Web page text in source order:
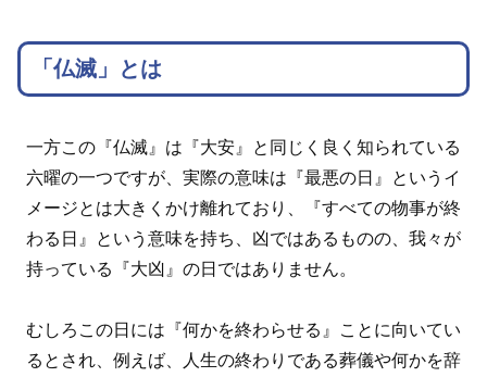
「仏滅」とは
一方この『仏滅』は『大安』と同じく良く知られている
六曜の一つですが、実際の意味は『最悪の日』というイ
メージとは大きくかけ離れており、『すべての物事が終
わる日』という意味を持ち、凶ではあるものの、我々が
持っている『大凶』の日ではありません。
むしろこの日には『何かを終わらせる』ことに向いてい
るとされ、例えば、人生の終わりである葬儀や何かを辞